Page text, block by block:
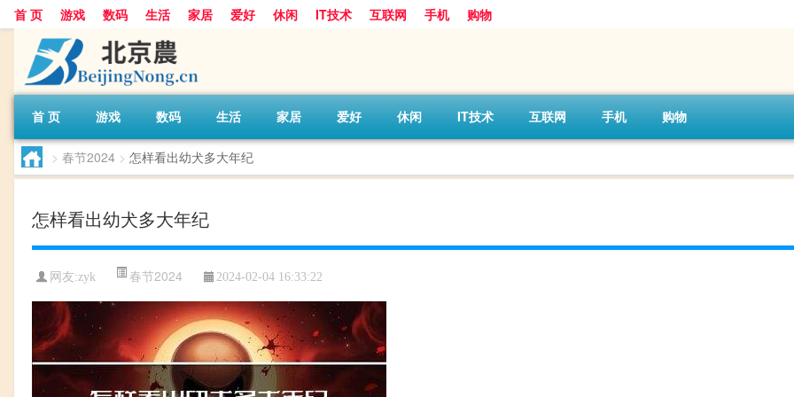
首 页 游戏 数码 生活 家居 爱好 休闲 IT技术 互联网 手机 购物
首 页 游戏 数码 生活 家居 爱好 休闲 IT技术 互联网 手机 购物
> 春节2024 > 怎样看出幼犬多大年纪
怎样看出幼犬多大年纪
网友:zyk 春节2024 2024-02-04 16:33:22